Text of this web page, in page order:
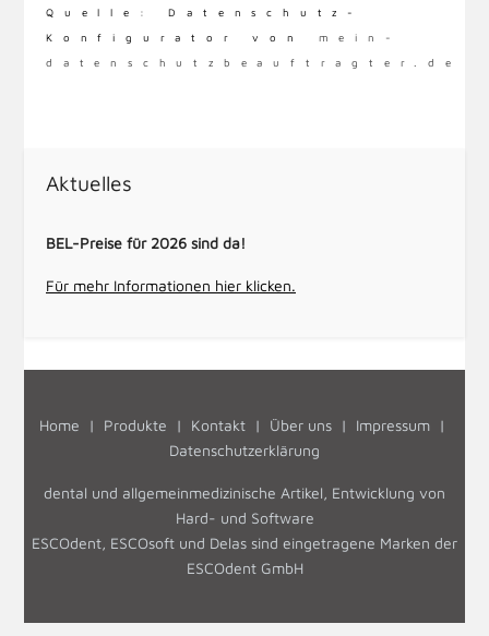
Quelle: Datenschutz-
Konfigurator von mein-
datenschutzbeauftragter.de
Aktuelles
BEL-Preise für 2026 sind da!
Für mehr Informationen hier klicken.
Home | Produkte | Kontakt | Über uns | Impressum |
Datenschutzerklärung
dental und allgemeinmedizinische Artikel, Entwicklung von
Hard- und Software
ESCOdent, ESCOsoft und Delas sind eingetragene Marken der
ESCOdent GmbH